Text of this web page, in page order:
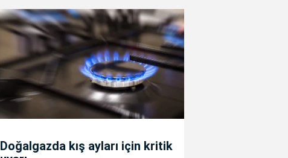
Doğalgazda kış ayları için kritik